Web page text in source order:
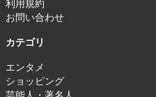
利用規約
お問い合わせ
カテゴリ
エンタメ
ショッピング